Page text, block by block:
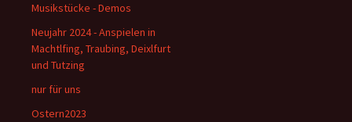
Musikstücke - Demos
Neujahr 2024 - Anspielen in
Machtlfing, Traubing, Deixlfurt
und Tutzing
nur für uns
Ostern2023